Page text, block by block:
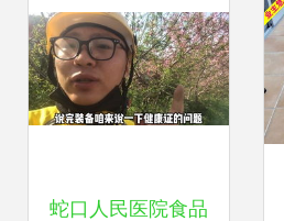
蛇口人民医院食品